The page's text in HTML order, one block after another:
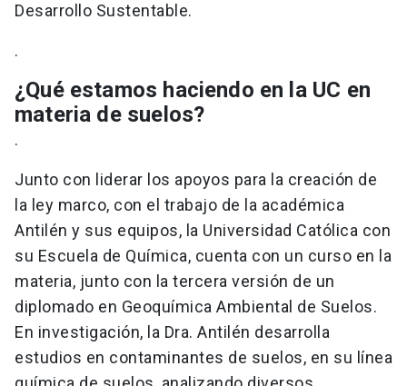
Desarrollo Sustentable.
.
¿Qué estamos haciendo en la UC en
materia de suelos?
.
Junto con liderar los apoyos para la creación de
la ley marco, con el trabajo de la académica
Antilén y sus equipos, la Universidad Católica con
su Escuela de Química, cuenta con un curso en la
materia, junto con la tercera versión de un
diplomado en Geoquímica Ambiental de Suelos.
En investigación, la Dra. Antilén desarrolla
estudios en contaminantes de suelos, en su línea